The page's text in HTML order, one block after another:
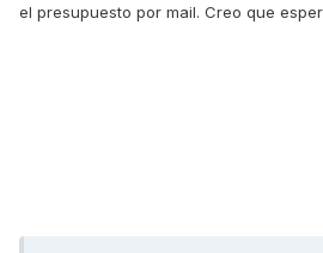
el presupuesto por mail. Creo que